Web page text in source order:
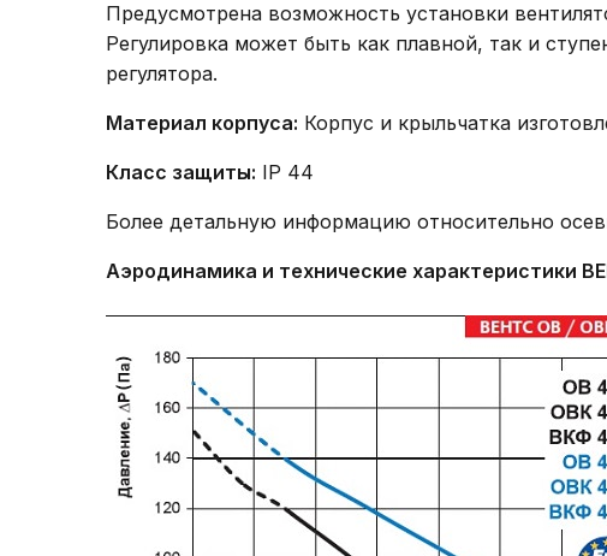
Предусмотрена возможность установки
Регулировка может быть как плавной, так и
регулятора.
Материал корпуса: Корпус и крыльчатка
Класс защиты: IP 44
Более детальную информацию относительно
Аэродинамика и технические характеристики